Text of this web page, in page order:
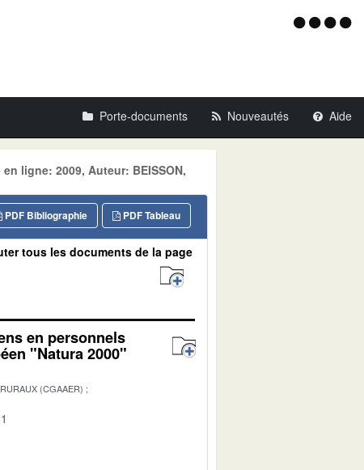
Menu
Porte-documents Nouveautés Aide
ligne: 2009, Auteur: BEISSON,
PDF Tableau
PDF Bibliographie
tous les documents de la page
en personnels
"Natura 2000"
(CGAAER)